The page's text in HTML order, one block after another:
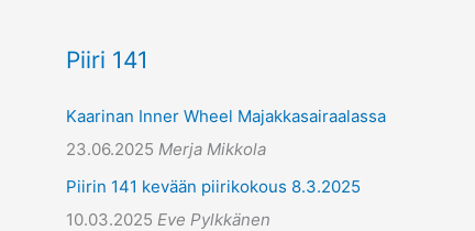
Piiri 141
Kaarinan Inner Wheel Majakkasairaalassa
23.06.2025 Merja Mikkola
Piirin 141 kevään piirikokous 8.3.2025
10.03.2025 Eve Pylkkänen